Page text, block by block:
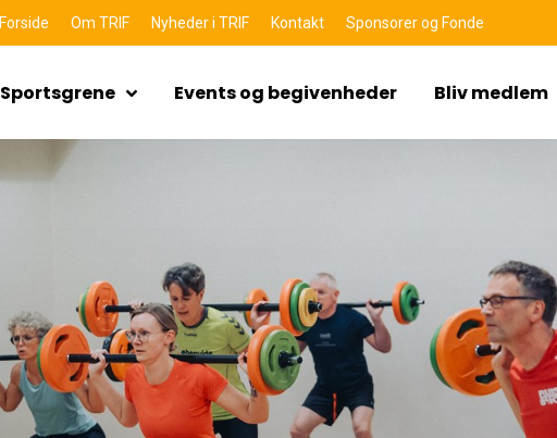
Forside Om TRIF Nyheder i TRIF Kontakt Sponsorer og Fonde
Sportsgrene Events og begivenheder Bliv medlem